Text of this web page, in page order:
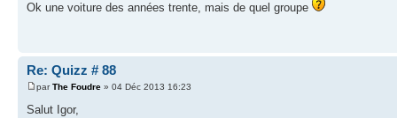
Ok une voiture des années trente, mais de quel groupe
Re: Quizz # 88
parThe Foudre » 04 Déc 2013 16:23
Salut Igor,